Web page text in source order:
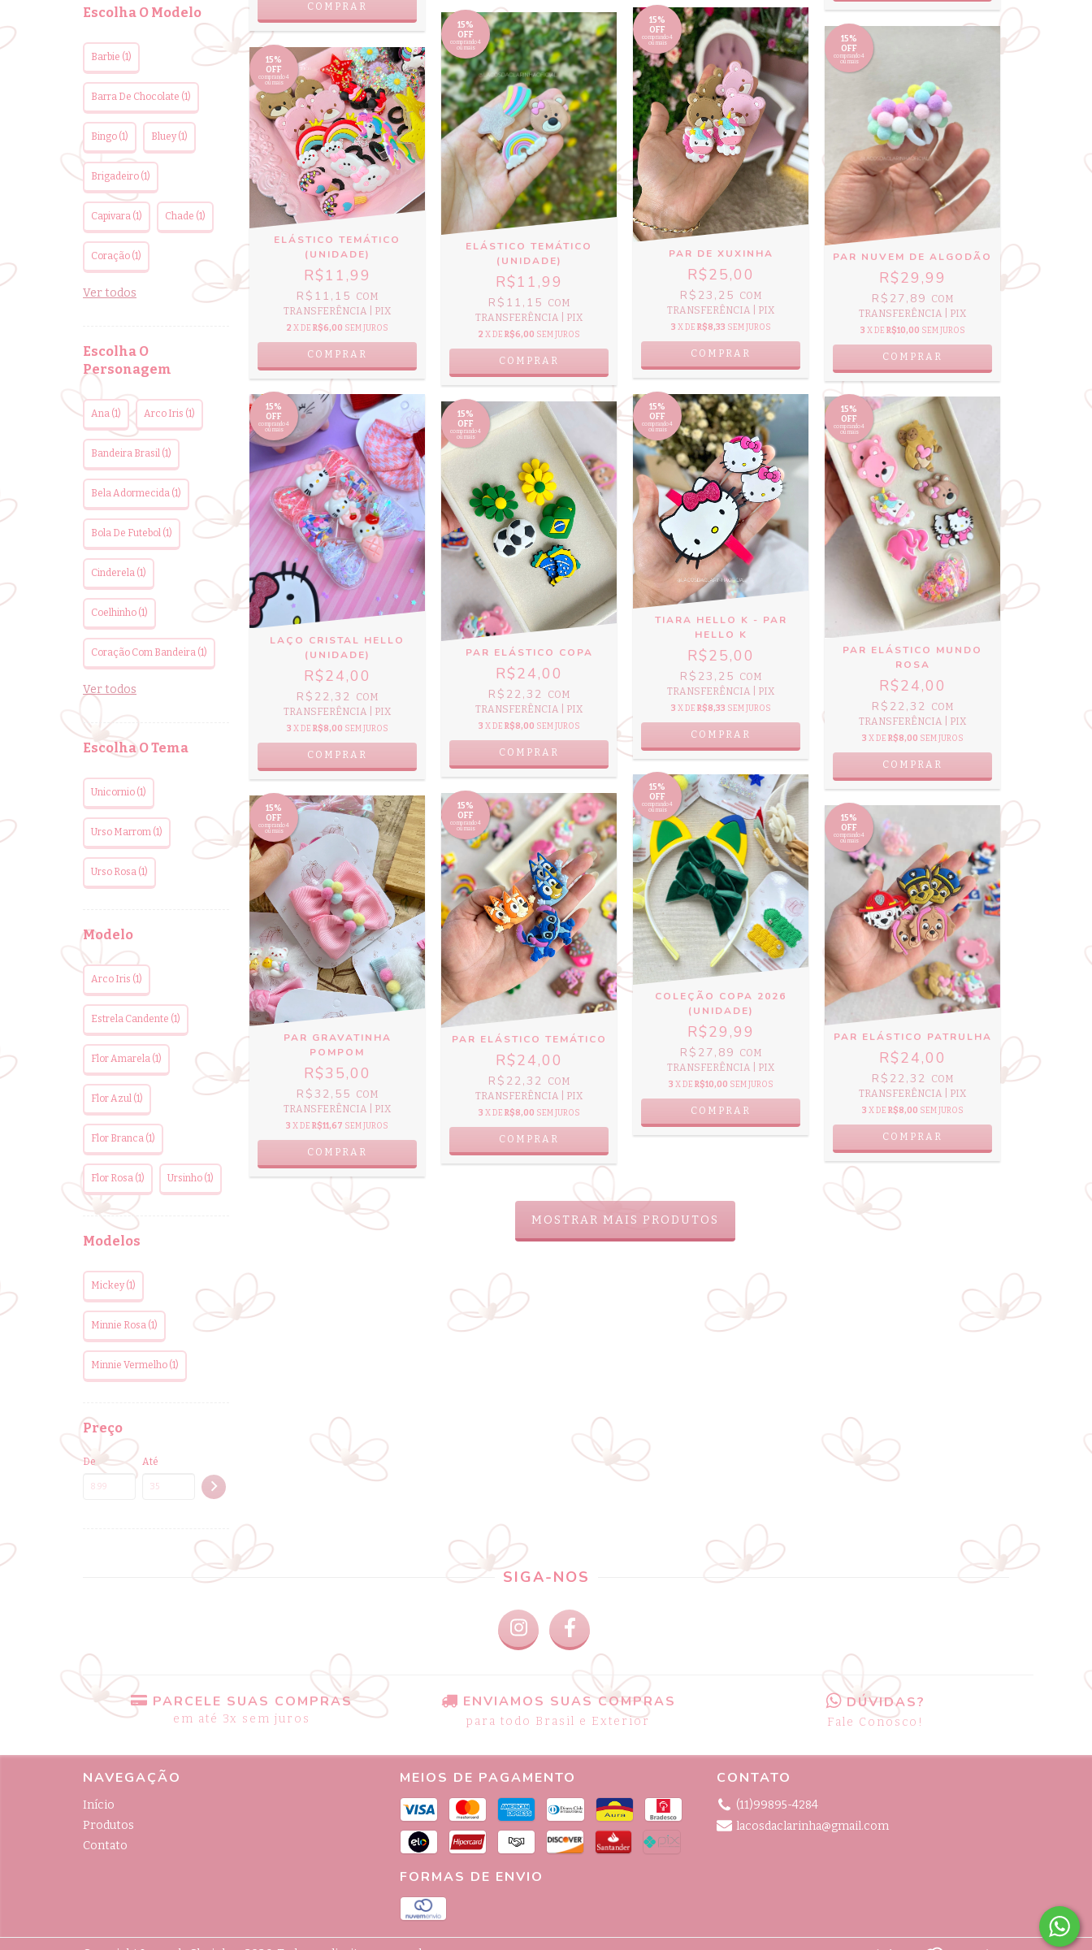
Escolha O Modelo
Barbie (1)
Barra De Chocolate (1)
Bingo (1) Bluey (1)
Brigadeiro (1)
Capivara (1) Chade (1)
Coração (1)
Ver todos
Escolha O
Personagem
Ana (1) Arco Iris (1)
Bandeira Brasil (1)
Bela Adormecida (1)
Bola De Futebol (1)
Cinderela (1)
Coelhinho (1)
Coração Com Bandeira (1)
Ver todos
Escolha O Tema
Unicornio (1)
Urso Marrom (1)
Urso Rosa (1)
Modelo
Arco Iris (1)
Estrela Candente (1)
Flor Amarela (1)
Flor Azul (1)
Flor Branca (1)
Flor Rosa (1) Ursinho (1)
Modelos
Mickey (1)
Minnie Rosa (1)
Minnie Vermelho (1)
Preço
De Até
COMPRAR
15%
OFF
comprando 4
ou mais
ELÁSTICO TEMÁTICO
(UNIDADE)
R$11,99
R$11,15
COM
TRANSFERÊNCIA | PIX
2 X DE R$6,00 SEM JUROS
COMPRAR
15%
OFF
comprando 4
ou mais
ELÁSTICO TEMÁTICO
(UNIDADE)
R$11,99
R$11,15
COM
TRANSFERÊNCIA | PIX
2 X DE R$6,00 SEM JUROS
COMPRAR
15%
OFF
comprando 4
ou mais
PAR DE XUXINHA
R$25,00
R$23,25
COM
TRANSFERÊNCIA | PIX
3 X DE R$8,33 SEM JUROS
COMPRAR
15%
OFF
comprando 4
ou mais
PAR NUVEM DE ALGODÃO
R$29,99
R$27,89
COM
TRANSFERÊNCIA | PIX
3 X DE R$10,00 SEM JUROS
15%
OFF
comprando 4
ou mais
LAÇO CRISTAL HELLO
(UNIDADE)
R$24,00
R$22,32
COM
TRANSFERÊNCIA | PIX
3 X DE R$8,00 SEM JUROS
COMPRAR
15%
OFF
comprando 4
ou mais
PAR ELÁSTICO COPA
R$24,00
R$22,32
COM
TRANSFERÊNCIA | PIX
3 X DE R$8,00 SEM JUROS
COMPRAR
15%
OFF
comprando 4
ou mais
TIARA HELLO K - PAR
HELLO K
R$25,00
R$23,25
COM
TRANSFERÊNCIA | PIX
3 X DE R$8,33 SEM JUROS
COMPRAR
15%
OFF
comprando 4
ou mais
PAR ELÁSTICO MUNDO
ROSA
R$24,00
R$22,32
COM
TRANSFERÊNCIA | PIX
3 X DE R$8,00 SEM JUROS
COMPRAR
15%
OFF
comprando 4
ou mais
PAR GRAVATINHA
POMPOM
R$35,00
R$32,55
COM
TRANSFERÊNCIA | PIX
3 X DER$11,67 SEM JUROS
COMPRAR
15%
OFF
comprando 4
ou mais
PAR ELÁSTICO TEMÁTICO
R$24,00
R$22,32
COM
TRANSFERÊNCIA | PIX
3 X DE R$8,00 SEM JUROS
COMPRAR
15%
OFF
comprando 4
ou mais
COLEÇÃO COPA 2026
(UNIDADE)
R$29,99
R$27,89
COM
TRANSFERÊNCIA | PIX
3 X DE R$10,00 SEM JUROS
COMPRAR
15%
OFF
comprando 4
ou mais
PAR ELÁSTICO PATRULHA
R$24,00
R$22,32
COM
TRANSFERÊNCIA | PIX
3 X DE R$8,00 SEM JUROS
COMPRAR
MOSTRAR MAIS PRODUTOS
SIGA-NOS
PARCELE SUAS COMPRAS
em até 3x sem juros
ENVIAMOS SUAS COMPRAS
para todo Brasil e Exterior
DÚVIDAS?
Fale Conosco!
NAVEGAÇÃO
Início
Produtos
Contato
MEIOS DE PAGAMENTO
FORMAS DE ENVIO
CONTATO
(11)99895-4284
lacosdaclarinha@gmail.com